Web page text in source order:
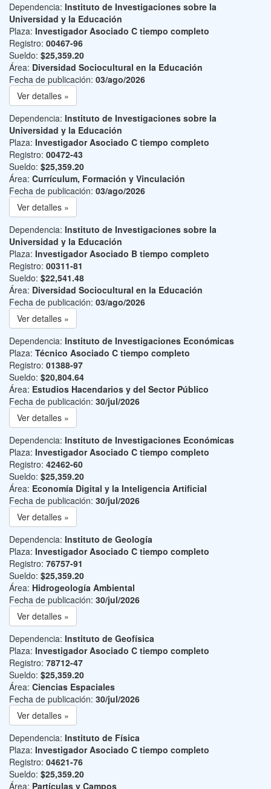
Dependencia: Instituto de Investigaciones sobre la
Universidad y la Educación
Plaza: Investigador Asociado C tiempo completo
Registro: 00467-96
Sueldo: $25,359.20
Área: Diversidad Sociocultural en la Educación
Fecha de publicación: 03/ago/2026
Ver detalles »
Dependencia: Instituto de Investigaciones sobre la
Universidad y la Educación
Plaza: Investigador Asociado C tiempo completo
Registro: 00472-43
Sueldo: $25,359.20
Área: Currículum, Formación y Vinculación
Fecha de publicación: 03/ago/2026
Ver detalles »
Dependencia: Instituto de Investigaciones sobre la
Universidad y la Educación
Plaza: Investigador Asociado B tiempo completo
Registro: 00311-81
Sueldo: $22,541.48
Área: Diversidad Sociocultural en la Educación
Fecha de publicación: 03/ago/2026
Ver detalles »
Dependencia: Instituto de Investigaciones Económicas
Plaza: Técnico Asociado C tiempo completo
Registro: 01388-97
Sueldo: $20,804.64
Área: Estudios Hacendarios y del Sector Público
Fecha de publicación: 30/jul/2026
Ver detalles »
Dependencia: Instituto de Investigaciones Económicas
Plaza: Investigador Asociado C tiempo completo
Registro: 42462-60
Sueldo: $25,359.20
Área: Economía Digital y la Inteligencia Artificial
Fecha de publicación: 30/jul/2026
Ver detalles »
Dependencia: Instituto de Geología
Plaza: Investigador Asociado C tiempo completo
Registro: 76757-91
Sueldo: $25,359.20
Área: Hidrogeología Ambiental
Fecha de publicación: 30/jul/2026
Ver detalles »
Dependencia: Instituto de Geofísica
Plaza: Investigador Asociado C tiempo completo
Registro: 78712-47
Sueldo: $25,359.20
Área: Ciencias Espaciales
Fecha de publicación: 30/jul/2026
Ver detalles »
Dependencia: Instituto de Física
Plaza: Investigador Asociado C tiempo completo
Registro: 04621-76
Sueldo: $25,359.20
Área: Partículas y Campos